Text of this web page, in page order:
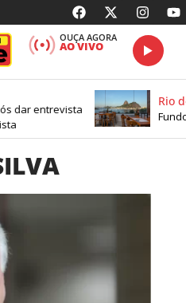
OUÇA AGORA
AO VIVO
dar entrevista
Rio